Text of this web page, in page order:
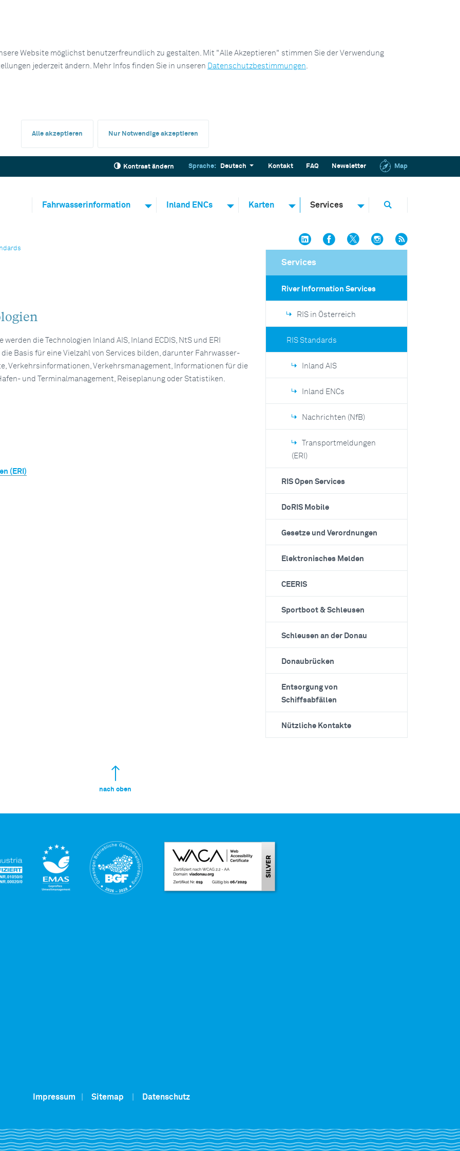
Website möglichst benutzerfreundlich zu gestalten. Mit "Alle Akzeptieren" stimmen Sie der Verwendung
jederzeit ändern. Mehr Infos finden Sie in unseren Datenschutzbestimmungen.
Alle akzeptieren Nur Notwendige akzeptieren
Kontrast ändern Sprache: Deutsch Kontakt FAQ Newsletter Map
Fahrwasserinformation Inland ENCs Karten Services
werden die Technologien Inland AIS, Inland ECDIS, NtS und ERI
Basis für eine Vielzahl von Services bilden, darunter Fahrwasser-
Verkehrsinformationen, Verkehrsmanagement, Informationen für die
und Terminalmanagement, Reiseplanung oder Statistiken.
(ERI)
Services
River Information Services
RIS in Österreich
RIS Standards
Inland AIS
Inland ENCs
Nachrichten (NfB)
Transportmeldungen
(ERI)
RIS Open Services
DoRIS Mobile
Gesetze und Verordnungen
Elektronisches Melden
CEERIS
Sportboot & Schleusen
Schleusen an der Donau
Donaubrücken
Entsorgung von
Schiffsabfällen
Nützliche Kontakte
nach oben
Impressum Sitemap Datenschutz